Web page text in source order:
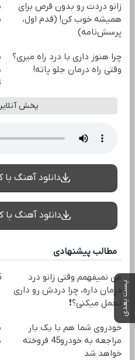
پست بعدی
زانو دردت رو بدون قرص برای
همیشه خوب کن! (قدم اول،
پرسش‌نامه)
چرا هنوز داری با درد راه میری؟
وقتی راه درمان جلو پاته!
پخش
دانلود آهنگ با
دانلود آهنگ با
مطالب پیشنهادی
من نمیفهمم وقتی زانو درد
درمان داره، چرا دردش رو داری
تحمل میکنی؟❗
خودروی شما هم با یک بار
مراجعه به خودرو45 فروخته
خواهد شد